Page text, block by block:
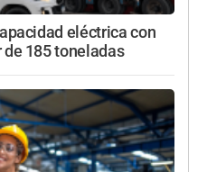
eléctrica con
185 toneladas